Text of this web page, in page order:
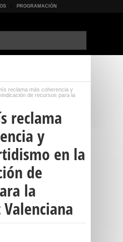
PROGRAMACIÓN
reclama más coherencia y
de recursos para la
reclama
y
en la
de
la